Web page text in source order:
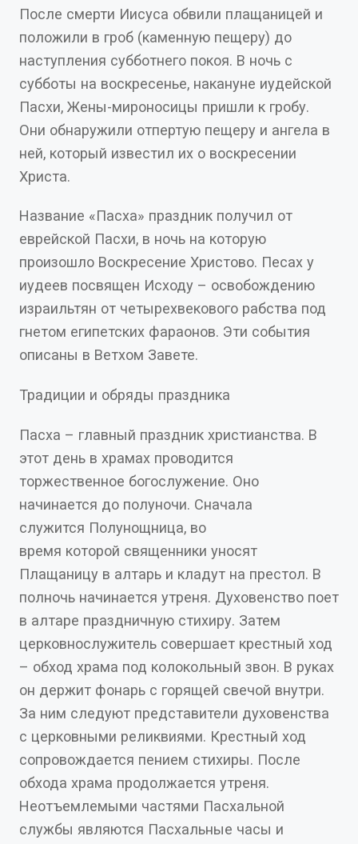
После смерти Иисуса обвили плащаницей и
положили в гроб (каменную пещеру) до
наступления субботнего покоя. В ночь с
субботы на воскресенье, накануне иудейской
Пасхи, Жены-мироносицы пришли к гробу.
Они обнаружили отпертую пещеру и ангела в
ней, который известил их о воскресении
Христа.
Название «Пасха» праздник получил от
еврейской Пасхи, в ночь на которую
произошло Воскресение Христово. Песах у
иудеев посвящен Исходу – освобождению
израильтян от четырехвекового рабства под
гнетом египетских фараонов. Эти события
описаны в Ветхом Завете.
Традиции и обряды праздника
Пасха – главный праздник христианства. В
этот день в храмах проводится
торжественное богослужение. Оно
начинается до полуночи. Сначала
служится Полунощница, во
время которой священники уносят
Плащаницу в алтарь и кладут на престол. В
полночь начинается утреня. Духовенство поет
в алтаре праздничную стихиру. Затем
церковнослужитель совершает крестный ход
– обход храма под колокольный звон. В руках
он держит фонарь с горящей свечой внутри.
За ним следуют представители духовенства
с церковными реликвиями. Крестный ход
сопровождается пением стихиры. После
обхода храма продолжается утреня.
Неотъемлемыми частями Пасхальной
службы являются Пасхальные часы и